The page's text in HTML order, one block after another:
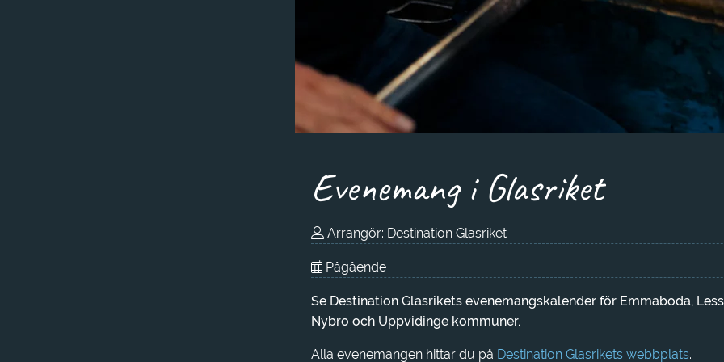
Evenemang i Glasriket
Arrangör: Destination Glasriket
Pågående
Se Destination Glasrikets evenemangskalender för Emmaboda,
Nybro och Uppvidinge kommuner.
Alla evenemangen hittar du på Destination Glasrikets webbplats.